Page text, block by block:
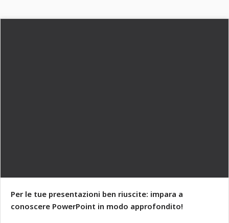
Per le tue presentazioni ben riuscite: impara a
conoscere PowerPoint in modo approfondito!